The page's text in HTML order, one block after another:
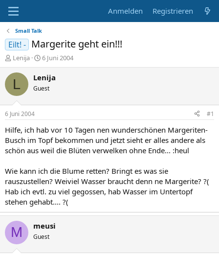
Anmelden Registrieren
Small Talk
Eilt! - Margerite geht ein!!!
E
r
s
e
r
Lenija
E
r
s
e
t
a
m
6 Juni 2004
L Lenija
Guest
6 Juni 2004 #1
Hilfe, ich hab vor 10 Tagen nen wunderschönen Margeriten-
Busch im Topf bekommen und jetzt sieht er alles andere als
schön aus weil die Blüten verwelken ohne Ende... :heul
Wie kann ich die Blume retten? Bringt es was sie
rauszustellen? Weiviel Wasser braucht denn ne Margerite? ?(
Hab ich evtl. zu viel gegossen, hab Wasser im Untertopf
stehen gehabt.... ?(
M meusi
Guest